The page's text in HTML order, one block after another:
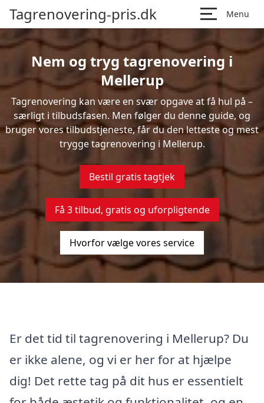
Tagrenovering-pris.dk Menu
Nem og tryg tagrenovering i
Mellerup
Tagrenovering kan være en svær opgave at få hul på –
særligt i tilbudsfasen. Men følger du denne guide, og
bruger vores tilbudstjeneste, får du den letteste og mest
trygge tagrenovering i Mellerup.
Bestil gratis tagtjek
Få 3 tilbud, gratis og uforpligtende
Hvorfor vælge vores service
Er det tid til tagrenovering i Mellerup? Du
er ikke alene, og vi er her for at hjælpe
dig! Det rette tag på dit hus er essentielt